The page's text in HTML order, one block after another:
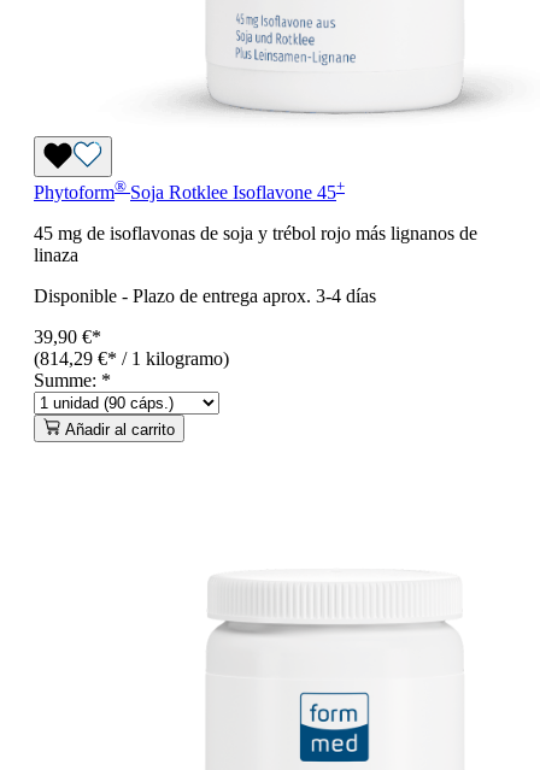
Phytoform® Soja Rotklee Isoflavone 45+
45 mg de isoflavonas de soja y trébol rojo más lignanos de
linaza
Disponible - Plazo de entrega aprox. 3-4 días
39,90 €*
(814,29 €* / 1 kilogramo)
Summe: *
Añadir al carrito